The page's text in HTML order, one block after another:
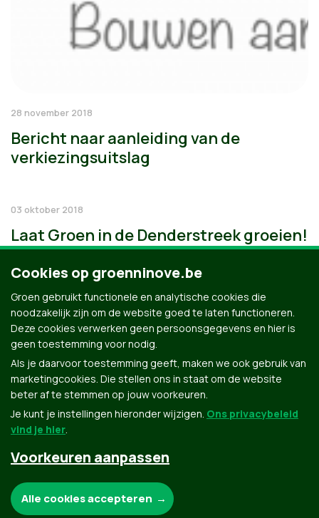
28 november 2018
Bericht naar aanleiding van de
verkiezingsuitslag
03 oktober 2018
Laat Groen in de Denderstreek groeien!
Groen.be
Cookies op groenninove.be
Groen gebruikt functionele en analytische cookies die
noodzakelijk zijn om de website goed te laten functioneren.
Deze cookies verwerken geen persoonsgegevens en hier is
geen toestemming voor nodig.
Als je daarvoor toestemming geeft, maken we ook gebruik van
marketingcookies. Die stellen ons in staat om de website
beter af te stemmen op jouw voorkeuren.
Je kunt je instellingen hieronder wijzigen. Ons privacybeleid
vind je hier.
Voorkeuren aanpassen
Alle cookies accepteren